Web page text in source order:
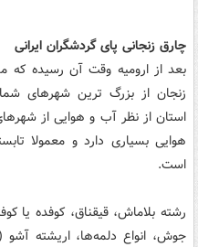
چارق زنجانی پای گردشگران ایرانی
بعد از ارومیه وقت آن رسیده که
زنجان از بزرگ ترین شهرهای
استان از نظر آب و هوایی از
هوایی بسیاری دارد و معمولا
است.
رشته بلاماش، قیقناق، كوفده یا
جوش، انواع دلمه‌ها، اریشته